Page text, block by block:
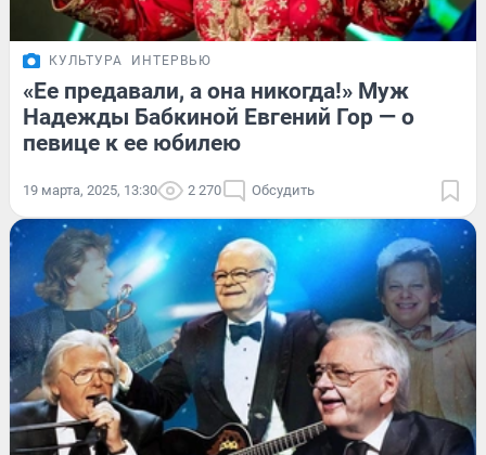
КУЛЬТУРА ИНТЕРВЬЮ
«Ее предавали, а она никогда!» Муж
Надежды Бабкиной Евгений Гор — о
певице к ее юбилею
19 марта, 2025, 13:30 2 270 Обсудить